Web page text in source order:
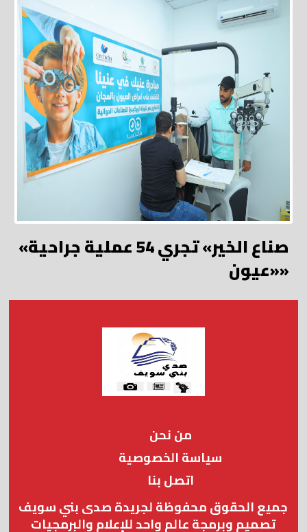
«صناع الخير» تجري 54 عملية جراحية
«عيون»
من نحن
سياسة الخصوصية
اتصل بنا
جميع الحقوق محفوظة لجريدة صدى بني سويف
تصميم وبرمجة عالم واحد للإعلام والبرمجيات